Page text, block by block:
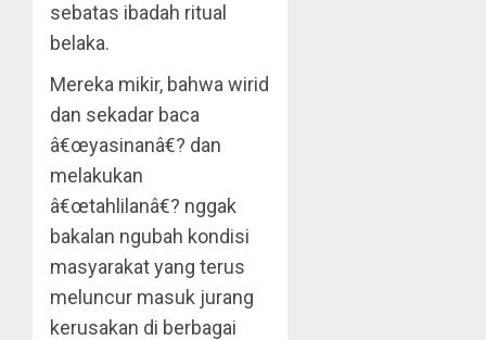
sebatas ibadah ritual
belaka.
Mereka mikir, bahwa wirid
dan sekadar baca
â€œyasinanâ€? dan
melakukan
â€œtahlilanâ€? nggak
bakalan ngubah kondisi
masyarakat yang terus
meluncur masuk jurang
kerusakan di berbagai